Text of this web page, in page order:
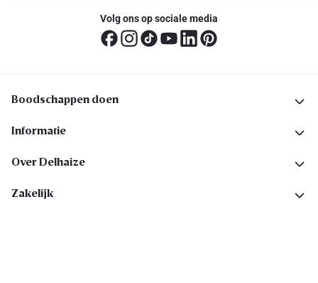
Volg ons op sociale media
Boodschappen doen
Informatie
Over Delhaize
Zakelijk